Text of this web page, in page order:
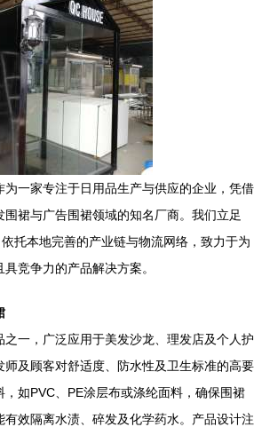
为一家专注于日用品生产与供应的企业，凭借
裙与广告围裙领域的知名厂商。我们立足
托本地完善的产业链与物流网络，致力于为
竞争力的产品解决方案。
一，广泛应用于美发沙龙、理发店及个人护
及顾客对舒适度、防水性及卫生标准的高要
如PVC、PE涂层布或涤纶面料，确保围裙
效隔离水渍、碎发及化学药水。产品设计注